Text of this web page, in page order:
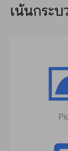
เน้นกระบ